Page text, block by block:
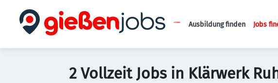
Ausbildung finden Jobs
2 Vollzeit Jobs in Klärwerk